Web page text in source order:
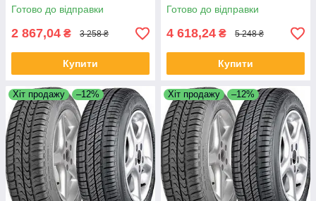
Готово до відправки
2 867,04 ₴ 3 258 ₴
Купити
Готово до відправки
4 618,24 ₴ 5 248 ₴
Купити
Хіт продажу –12% Хіт продажу –12%